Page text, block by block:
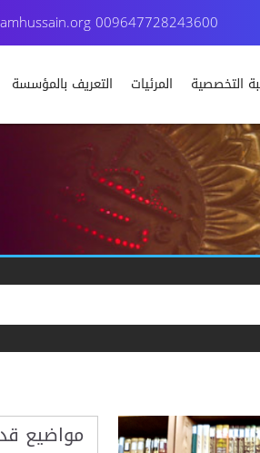
009647728243600
التخصصية المرئيات التعريف بالمؤسسة
مواضيع